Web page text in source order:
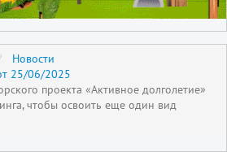
Новости
25/06/2025
проекта «Активное долголетие»
чтобы освоить еще один вид